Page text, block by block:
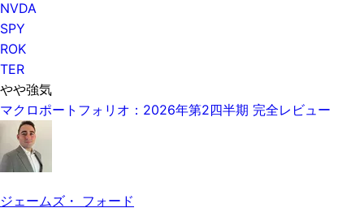
NVDA
SPY
ROK
TER
やや強気
マクロポートフォリオ：2026年第2四半期 完全レビュー
ジェームズ・ フォード